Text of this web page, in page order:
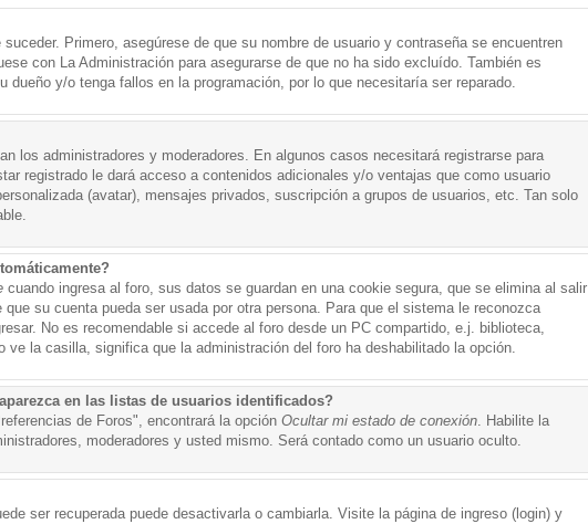
Primero, asegúrese de que su nombre de usuario y contraseña se encuentren
con La Administración para asegurarse de que no ha sido excluído. También es
dueño y/o tenga fallos en la programación, por lo que necesitaría ser reparado.
los administradores y moderadores. En algunos casos necesitará registrarse para
registrado le dará acceso a contenidos adicionales y/o ventajas que como usuario
(avatar), mensajes privados, suscripción a grupos de usuarios, etc. Tan solo
cuando ingresa al foro, sus datos se guardan en una cookie segura, que se elimina al salir
su cuenta pueda ser usada por otra persona. Para que el sistema le reconozca
No es recomendable si accede al foro desde un PC compartido, e.j. biblioteca,
la casilla, significa que la administración del foro ha deshabilitado la opción.
en las listas de usuarios identificados?
de Foros", encontrará la opción Ocultar mi estado de conexión. Habilite la
moderadores y usted mismo. Será contado como un usuario oculto.
ser recuperada puede desactivarla o cambiarla. Visite la página de ingreso (login) y